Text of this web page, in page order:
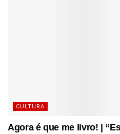
CULTURA
Agora é que me livro! |